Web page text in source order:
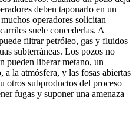
deben taponarlo en un
operadores solicitan
suele concederlas. A
filtrar petróleo, gas y fluidos
subterráneas. Los pozos no
pueden liberar metano, un
a la atmósfera, y las fosas abiertas
otros subproductos del proceso
fugas y suponer una amenaza